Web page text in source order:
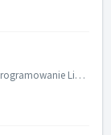
Ogólnie rzecz biorąc, należy zainstalować oprogramowanie LightScribe, aby aktywować funkcje LightScribe. https://lightscribesoftware.org/ Skontaktuj się z ...